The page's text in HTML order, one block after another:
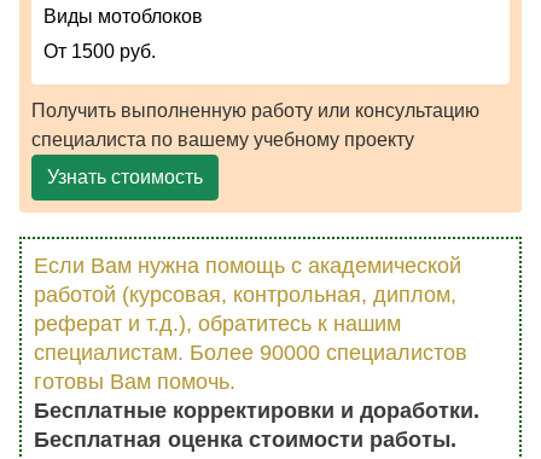
Виды мотоблоков
От 1500 руб.
Получить выполненную работу или консультацию
специалиста по вашему учебному проекту
Узнать стоимость
Если Вам нужна помощь с академической
работой (курсовая, контрольная, диплом,
реферат и т.д.), обратитесь к нашим
специалистам. Более 90000 специалистов
готовы Вам помочь.
Бесплатные корректировки и доработки.
Бесплатная оценка стоимости работы.